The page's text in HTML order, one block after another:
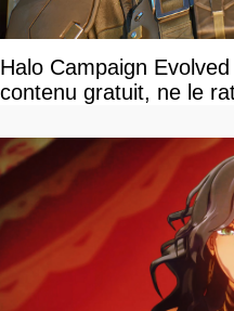
Halo Campaign
contenu gratuit, ne le